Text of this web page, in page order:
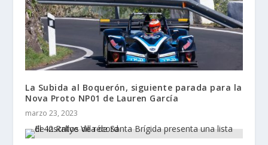
La Subida al Boquerón, siguiente parada para la
Nova Proto NP01 de Lauren García
marzo 23, 2023